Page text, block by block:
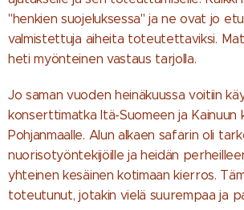
"henkien suojeluksessa" ja ne ovat jo
valmistettuja aiheita toteutettaviksi.
heti myönteinen vastaus tarjolla.
Jo saman vuoden heinäkuussa voitiin
konserttimatka Itä-Suomeen ja Kainuun
Pohjanmaalle. Alun alkaen safarin oli
nuorisotyöntekijöille ja heidän
yhteinen kesäinen kotimaan kierros.
toteutunut, jotakin vielä suurempaa ja